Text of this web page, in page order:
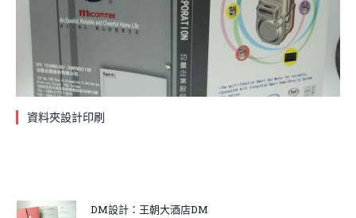
資料夾設計印刷
DM設計：王朝大酒店DM